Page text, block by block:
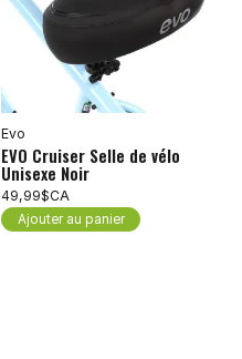
Evo
EVO Cruiser Selle de vélo
Unisexe Noir
49,99$CA
Ajouter au panier